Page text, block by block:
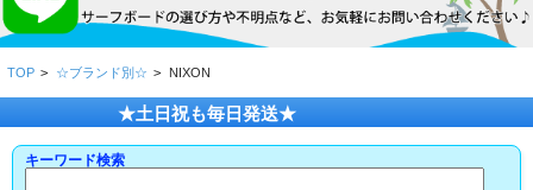
TOP > ☆ブランド別☆ > NIXON
★土日祝も毎日発送★
キーワード検索